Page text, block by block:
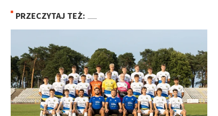
PRZECZYTAJ TEŻ: